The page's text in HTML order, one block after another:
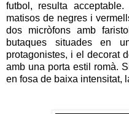
futbol, resulta
matisos de negres i
dos micròfons amb
butaques situades en
protagonistes, i el decorat
amb una porta estil romà.
en fosa de baixa intensitat,